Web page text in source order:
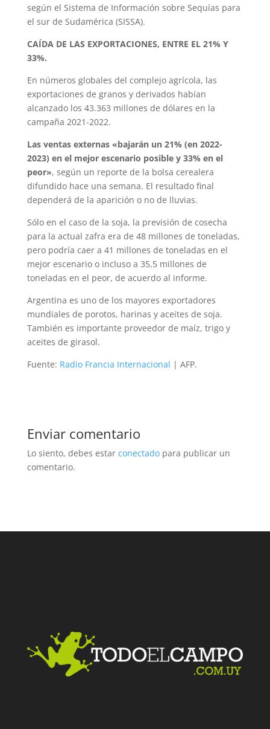
según el Sistema de Información sobre Sequías para
el sur de Sudamérica (SISSA).
CAÍDA DE LAS EXPORTACIONES, ENTRE EL 21% Y
33%.
En números globales del complejo agrícola, las
exportaciones de granos y derivados habían
alcanzado los 43.363 millones de dólares en la
campaña 2021-2022.
Las ventas externas «bajarán un 21% (en 2022-
2023) en el mejor escenario posible y 33% en el
peor», según un reporte de la bolsa cerealera
difundido hace una semana. El resultado final
dependerá de la aparición o no de lluvias.
Sólo en el caso de la soja, la previsión de cosecha
para la actual zafra era de 48 millones de toneladas,
pero podría caer a 41 millones de toneladas en el
mejor escenario o incluso a 35,5 millones de
toneladas en el peor, de acuerdo al informe.
Argentina es uno de los mayores exportadores
mundiales de porotos, harinas y aceites de soja.
También es importante proveedor de maíz, trigo y
aceites de girasol.
Fuente: Radio Francia Internacional | AFP.
Enviar comentario
Lo siento, debes estar conectadopara publicar un
comentario.
Facebook